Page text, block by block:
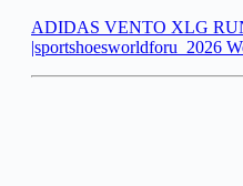
ADIDAS VENTO XLG
|sportshoesworldforu_2026